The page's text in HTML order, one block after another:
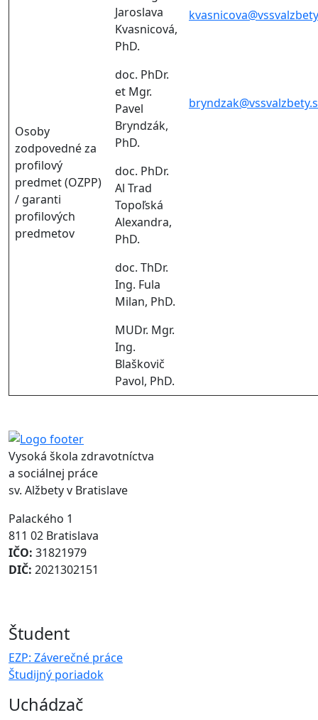
Osoby
zodpovedné za
profilový
predmet (OZPP)
/ garanti
profilových
predmetov
Jaroslava
Kvasnicová,
PhD.
doc. PhDr.
et Mgr.
Pavel
Bryndzák,
PhD.
doc. PhDr.
Al Trad
Topoľská
Alexandra,
PhD.
doc. ThDr.
Ing. Fula
Milan, PhD.
MUDr. Mgr.
Ing.
Blaškovič
Pavol, PhD.
Vysoká škola zdravotníctva
a sociálnej práce
sv. Alžbety v Bratislave
Palackého 1
811 02 Bratislava
IČO: 31821979
DIČ: 2021302151
Študent
EZP: Záverečné práce
Študijný poriadok
Uchádzač